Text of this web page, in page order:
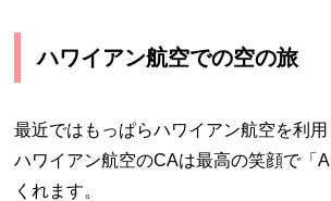
ハワイアン航空での空の旅
最近ではもっぱらハワイアン航空を利用
ハワイアン航空のCAは最高の笑顔で「
くれます。